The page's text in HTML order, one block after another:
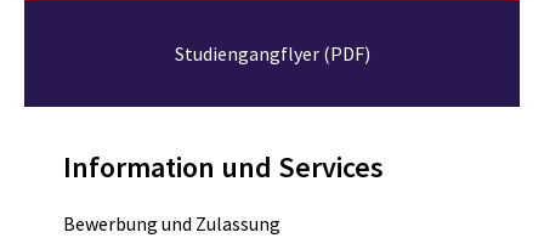
Studiengangflyer (PDF)
Information und Services
Bewerbung und Zulassung